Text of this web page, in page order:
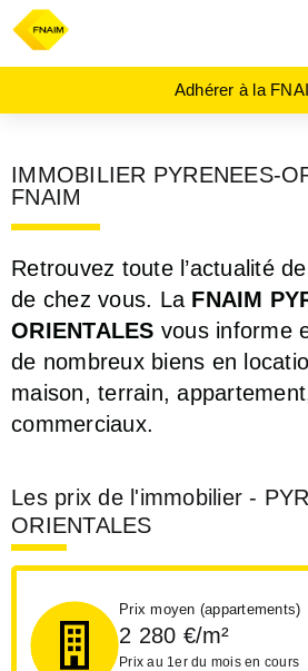
Adhérer à la
IMMOBILIER PYRENEES-
FNAIM
Retrouvez toute l’actualité
de chez vous. La FNAIM
ORIENTALES vous informe
de nombreux biens en
maison, terrain,
commerciaux.
Les prix de l'immobilier -
ORIENTALES
Prix moyen (appartements)
2 280 €/m²
Prix au 1er du mois en cours